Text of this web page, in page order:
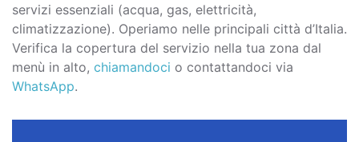
servizi essenziali (acqua, gas, elettricità,
climatizzazione). Operiamo nelle principali città d’Italia.
Verifica la copertura del servizio nella tua zona dal
menù in alto, chiamandoci o contattandoci via
WhatsApp.